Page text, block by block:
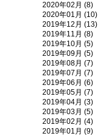
2020年02月 (8)
2020年01月 (10)
2019年12月 (13)
2019年11月 (8)
2019年10月 (5)
2019年09月 (5)
2019年08月 (7)
2019年07月 (7)
2019年06月 (6)
2019年05月 (7)
2019年04月 (3)
2019年03月 (5)
2019年02月 (4)
2019年01月 (9)